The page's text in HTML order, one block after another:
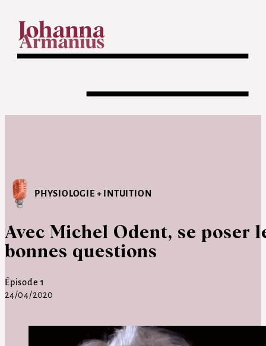
PHYSIOLOGIE + INTUITION
Avec Michel Odent, se poser
bonnes questions
Épisode 1
24/04/2020